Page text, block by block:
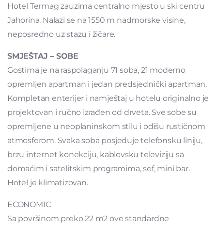
Hotel Termag zauzima centralno mjesto u ski centru
Jahorina. Nalazi se na 1550 m nadmorske visine,
neposredno uz stazu i žičare.
SMJEŠTAJ – SOBE
Gostima je na raspolaganju 71 soba, 21 moderno
opremljen apartman i jedan predsjednički apartman.
Kompletan enterijer i namještaj u hotelu originalno je
projektovan i ručno izrađen od drveta. Sve sobe su
opremljene u neoplaninskom stilu i odišu rustičnom
atmosferom. Svaka soba posjeduje telefonsku liniju,
brzu internet konekciju, kablovsku televiziju sa
domaćim i satelitskim programima, sef, mini bar.
Hotel je klimatizovan.
ECONOMIC
Sa površinom preko 22 m2 ove standardne